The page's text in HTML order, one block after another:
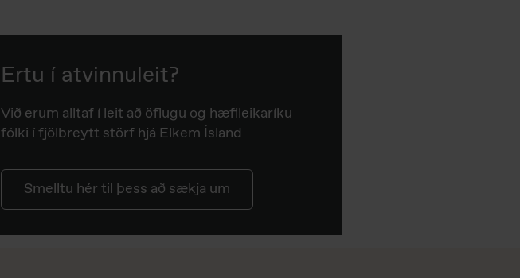
Ertu í atvinnuleit?
Við erum alltaf í leit að öflugu og hæfileikaríku
fólki í fjölbreytt störf hjá Elkem Ísland
Smelltu hér til þess að sækja um